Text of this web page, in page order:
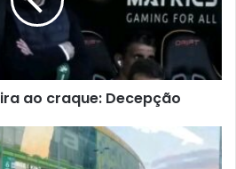
ao craque: Decepção